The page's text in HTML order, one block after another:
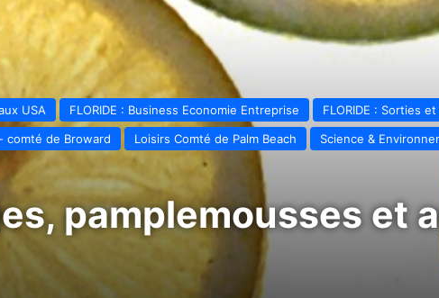
USA FLORIDE : Business Economie Entreprise
FLORIDE : Sorties
comté de Broward Loisirs Comté de Palm Beach Science &
pamplemousses et